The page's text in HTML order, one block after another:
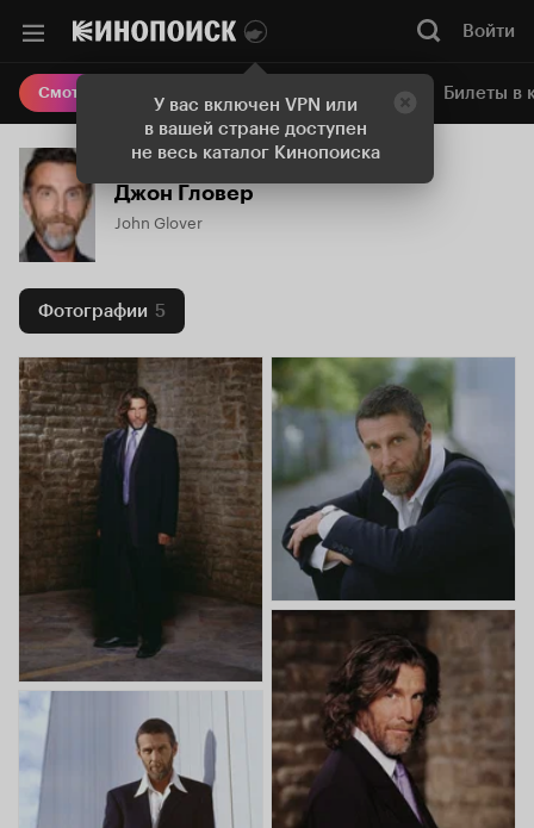
У вас включен VPN или
в вашей стране доступен
не весь каталог Кинопоиска
Войти
Смотреть кино Онлайн-кинотеатр Билеты в
Джон Гловер
John Glover
Фотографии 5